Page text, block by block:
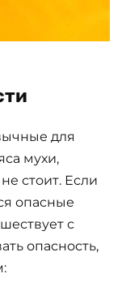
для
мухи,
стоит. Если
опасные
с
опасность,